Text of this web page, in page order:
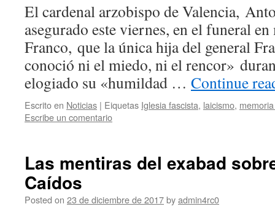
El cardenal arzobispo de Valencia,
asegurado este viernes, en el funeral
Franco, que la única hija del general
conoció ni el miedo, ni el rencor»
elogiado su «humildad … Continue
Escrito en Noticias | Eiquetas Iglesia fascista, laicismo,
Escribe un comentario
Las mentiras del exabad
Caídos
Posted on 23 de diciembre de 2017byadmin4rc0